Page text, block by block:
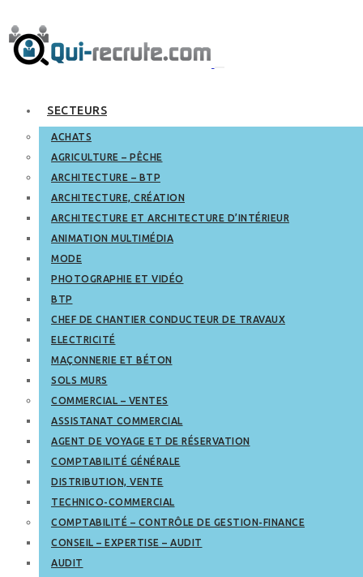
SECTEURS
ACHATS
AGRICULTURE – PÊCHE
ARCHITECTURE – BTP
ARCHITECTURE, CRÉATION
ARCHITECTURE ET ARCHITECTURE D’INTÉRIEUR
ANIMATION MULTIMÉDIA
MODE
PHOTOGRAPHIE ET VIDÉO
BTP
CHEF DE CHANTIER CONDUCTEUR DE TRAVAUX
ELECTRICITÉ
MAÇONNERIE ET BÉTON
SOLS MURS
COMMERCIAL – VENTES
ASSISTANAT COMMERCIAL
AGENT DE VOYAGE ET DE RÉSERVATION
COMPTABILITÉ GÉNÉRALE
DISTRIBUTION, VENTE
TECHNICO-COMMERCIAL
COMPTABILITÉ – CONTRÔLE DE GESTION-FINANCE
CONSEIL – EXPERTISE – AUDIT
AUDIT